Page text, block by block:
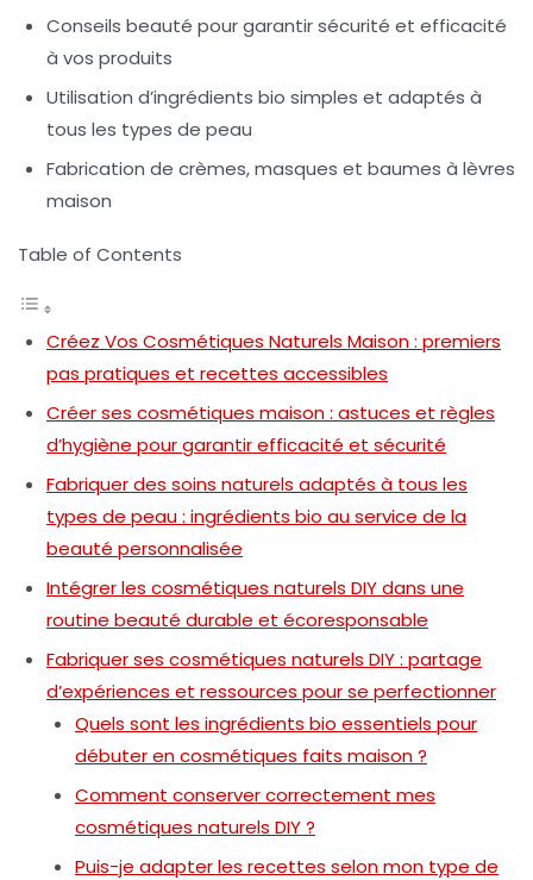
Conseils beauté pour garantir sécurité et efficacité
à vos produits
Utilisation d’ingrédients bio simples et adaptés à
tous les types de peau
Fabrication de crèmes, masques et baumes à lèvres
maison
Table of Contents
Créez Vos Cosmétiques Naturels Maison : premiers
pas pratiques et recettes accessibles
Créer ses cosmétiques maison : astuces et règles
d’hygiène pour garantir efficacité et sécurité
Fabriquer des soins naturels adaptés à tous les
types de peau : ingrédients bio au service de la
beauté personnalisée
Intégrer les cosmétiques naturels DIY dans une
routine beauté durable et écoresponsable
Fabriquer ses cosmétiques naturels DIY : partage
d’expériences et ressources pour se perfectionner
Quels sont les ingrédients bio essentiels pour
débuter en cosmétiques faits maison ?
Comment conserver correctement mes
cosmétiques naturels DIY ?
Puis-je adapter les recettes selon mon type de